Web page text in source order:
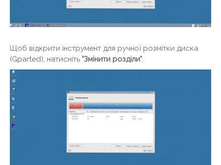
Щоб відкрити інструмент для ручної розмітки диска
(Gparted), натисніть "Змінити розділи".